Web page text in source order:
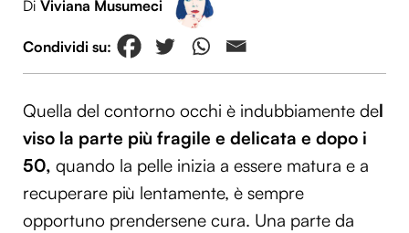
Di Viviana Musumeci
Quella del contorno occhi è indubbiamente del
viso la parte più fragile e delicata e dopo i
50, quando la pelle inizia a essere matura e a
recuperare più lentamente, è sempre
opportuno prendersene cura. Una parte da